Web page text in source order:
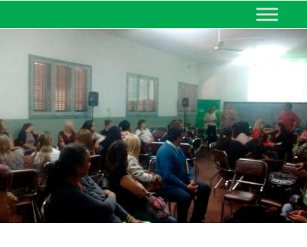
MINISTERIO DE EDUCACIÓN
DE CORRIENTES